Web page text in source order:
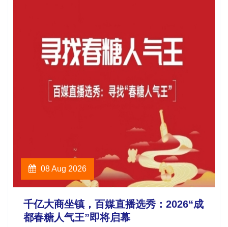
08 Aug 2026
千亿大商坐镇，百媒直播选秀：2026“成
都春糖人气王”即将启幕